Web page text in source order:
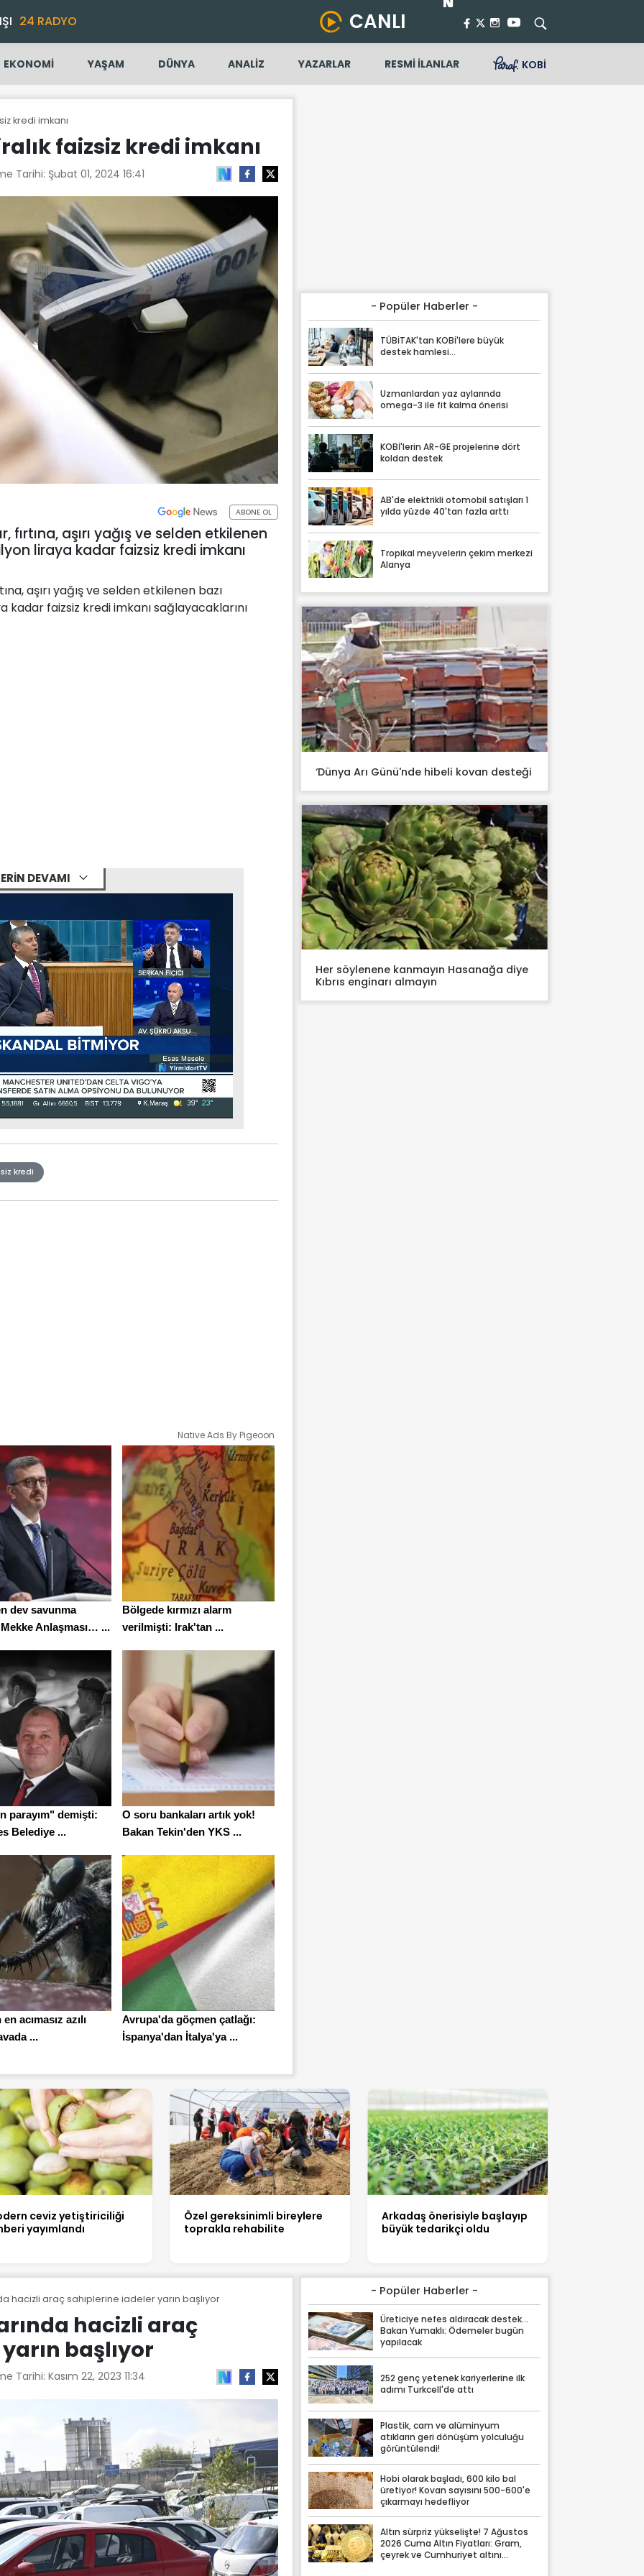
24 RADYO CANLI
EKONOMİ YAŞAM DÜNYA ANALİZ YAZARLAR RESMİ İLANLAR KOBİ
kredi imkanı
faizsiz kredi imkanı
Tarihi: Şubat 01, 2024 16:41
ABONE OL
fırtına, aşırı yağış ve selden etkilenen
liraya kadar faizsiz kredi imkanı
aşırı yağış ve selden etkilenen bazı
kadar faizsiz kredi imkanı sağlayacaklarını
DEVAMI
kredi
Native Ads By Pigeoon
dev savunma
Anlaşması… ...
Bölgede kırmızı alarm
verilmişti: Irak'tan ...
parayım" demişti:
Belediye ...
O soru bankaları artık yok!
Bakan Tekin'den YKS ...
acımasız azılı
...
Avrupa'da göçmen çatlağı:
İspanya'dan İtalya'ya ...
- Popüler Haberler -
TÜBİTAK'tan KOBİ'lere büyük
destek hamlesi...
Uzmanlardan yaz aylarında
omega-3 ile fit kalma önerisi
KOBİ'lerin AR-GE projelerine dört
koldan destek
AB'de elektrikli otomobil satışları 1
yılda yüzde 40'tan fazla arttı
Tropikal meyvelerin çekim merkezi
Alanya
‘Dünya Arı Günü'nde hibeli kovan desteği
Her söylenene kanmayın Hasanağa diye
Kıbrıs enginarı almayın
ceviz yetiştiriciliği
yayımlandı
Özel gereksinimli bireylere
toprakla rehabilite
Arkadaş önerisiyle başlayıp
büyük tedarikçi oldu
hacizli araç sahiplerine iadeler yarın başlıyor
hacizli araç
başlıyor
Tarihi: Kasım 22, 2023 11:34
- Popüler Haberler -
Üreticiye nefes aldıracak destek...
Bakan Yumaklı: Ödemeler bugün
yapılacak
252 genç yetenek kariyerlerine ilk
adımı Turkcell'de attı
Plastik, cam ve alüminyum
atıkların geri dönüşüm yolculuğu
görüntülendi!
Hobi olarak başladı, 600 kilo bal
üretiyor! Kovan sayısını 500-600'e
çıkarmayı hedefliyor
Altın sürpriz yükselişte! 7 Ağustos
2026 Cuma Altın Fiyatları: Gram,
çeyrek ve Cumhuriyet altını